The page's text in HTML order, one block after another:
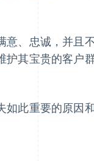
意、忠诚，并且
护其宝贵的客户
如此重要的原因